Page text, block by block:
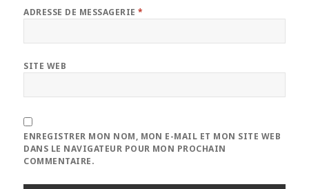
ADRESSE DE MESSAGERIE*
SITE WEB
ENREGISTRER MON NOM, MON E-MAIL ET MON SITE WEB
DANS LE NAVIGATEUR POUR MON PROCHAIN
COMMENTAIRE.